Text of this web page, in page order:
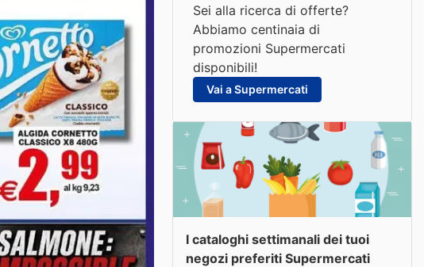
Sei alla ricerca di offerte?
Abbiamo centinaia di
promozioni Supermercati
disponibili!
Vai a Supermercati
I cataloghi settimanali dei tuoi
negozi preferiti Supermercati